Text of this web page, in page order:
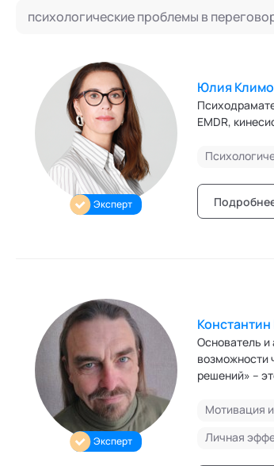
психологические проблемы в
Эксперт
Юлия
EMDR,
Эксперт
Основатель и автор проекта
возможности
решений» –
поступки
Мотивация
Личная